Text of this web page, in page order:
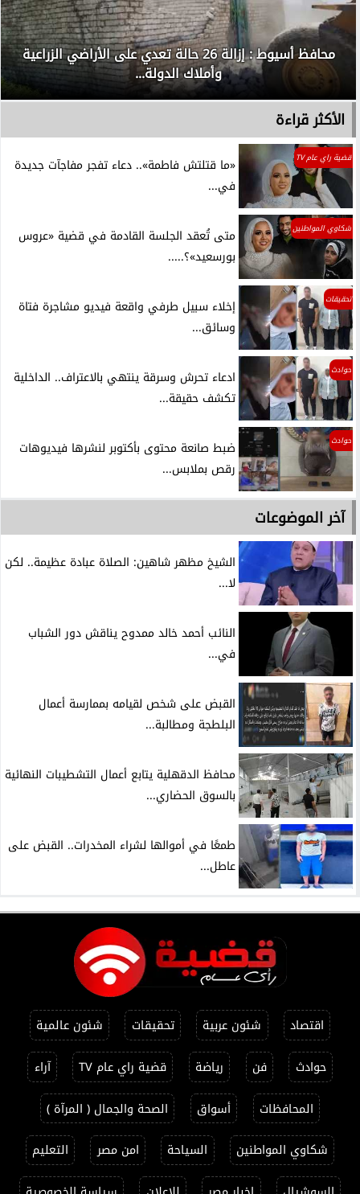
محافظ أسيوط : إزالة 26 حالة تعدي على الأراضي الزراعية
وأملاك الدولة...
الأكثر قراءة
قضية راي عام TV
«ما قتلتش فاطمة».. دعاء تفجر مفاجآت جديدة
في...
شكاوي المواطنين
متى تُعقد الجلسة القادمة في قضية «عروس
بورسعيد»؟.....
تحقيقات
إخلاء سبيل طرفي واقعة فيديو مشاجرة فتاة
وسائق...
حوادث
ادعاء تحرش وسرقة ينتهي بالاعتراف.. الداخلية
تكشف حقيقة...
حوادث
ضبط صانعة محتوى بأكتوبر لنشرها فيديوهات
رقص بملابس...
آخر الموضوعات
الشيخ مظهر شاهين: الصلاة عبادة عظيمة.. لكن
لا...
النائب أحمد خالد ممدوح يناقش دور الشباب
في...
القبض على شخص لقيامه بممارسة أعمال
البلطجة ومطالبة...
محافظ الدقهلية يتابع أعمال التشطيبات النهائية
بالسوق الحضاري...
طمعًا في أموالها لشراء المخدرات.. القبض على
عاطل...
اقتصاد شئون عربية تحقيقات
شئون عالمية
حوادث
فن رياضة قضية راي عام TV
آراء
المحافظات
أسواق
الصحة والجمال ( المرآة )
شكاوي المواطنين
السياحة امن مصر
التعليم